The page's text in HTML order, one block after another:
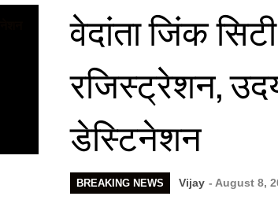
वेदांता जिंक
रजिस्ट्रेशन,
डेस्टिनेशन
BREAKING NEWS Vijay - August 8,